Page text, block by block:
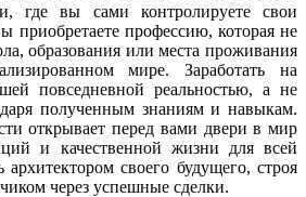
где вы сами контролируете свои
приобретаете профессию, которая не
образования или места проживания
мире. Заработать на
повседневной реальностью, а не
полученным знаниям и навыкам.
открывает перед вами двери в мир
и качественной жизни для всей
своего будущего, строя
через успешные сделки.